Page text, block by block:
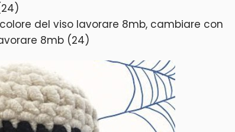
del viso lavorare 8mb, cambiare con
8mb (24)